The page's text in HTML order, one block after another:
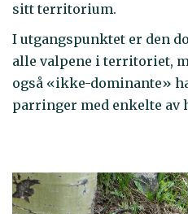
sitt territorium.
I utgangspunktet er den
alle valpene i territoriet,
også «ikke-dominante»
parringer med enkelte av